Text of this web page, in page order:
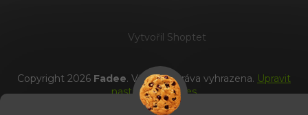
Vytvořil Shoptet
Copyright 2026 Fadee. Všechna práva vyhrazena. Upravit
nastavení cookies